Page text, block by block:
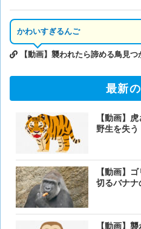
かわいすぎるんご
【動画】襲われたら諦める鳥見つ
最新
【動画】
野生を失う
【動画】
切るバナナ
【動画】